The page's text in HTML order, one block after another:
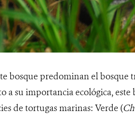
bosque predominan el
a su importancia ecológica, este
de tortugas marinas: Verde (